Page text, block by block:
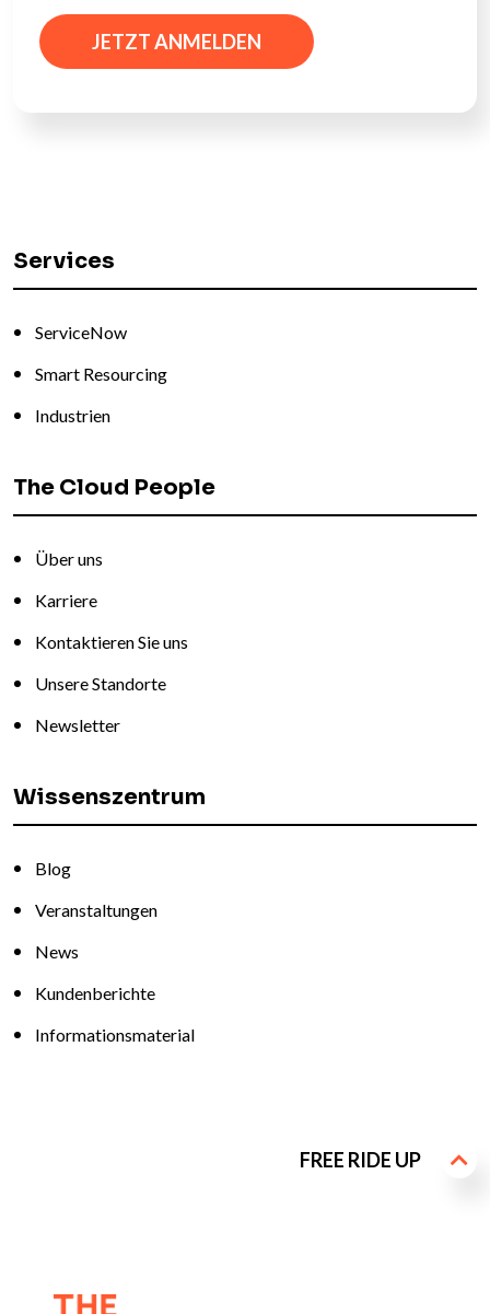
JETZT ANMELDEN
Services
ServiceNow
Smart Resourcing
Industrien
The Cloud People
Über uns
Karriere
Kontaktieren Sie uns
Unsere Standorte
Newsletter
Wissenszentrum
Blog
Veranstaltungen
News
Kundenberichte
Informationsmaterial
FREE RIDE UP